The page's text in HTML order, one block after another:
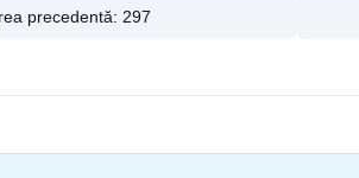
precedentă: 297